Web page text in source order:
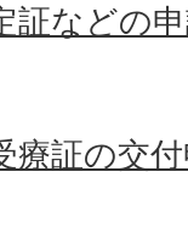
証などの
療証の交